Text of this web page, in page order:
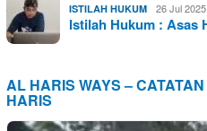
ISTILAH HUKUM 26 Jul
Istilah Hukum : Asas
AL HARIS WAYS –
HARIS